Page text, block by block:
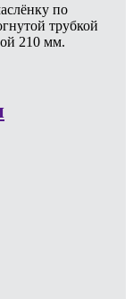
по
трубкой
210 мм.